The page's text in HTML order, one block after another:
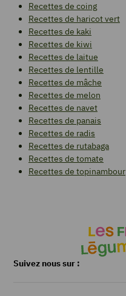
Recettes de coing
Recettes de haricot vert
Recettes de kaki
Recettes de kiwi
Recettes de laitue
Recettes de lentille
Recettes de mâche
Recettes de melon
Recettes de navet
Recettes de panais
Recettes de radis
Recettes de rutabaga
Recettes de tomate
Recettes de topinambour
Suivez nous sur :